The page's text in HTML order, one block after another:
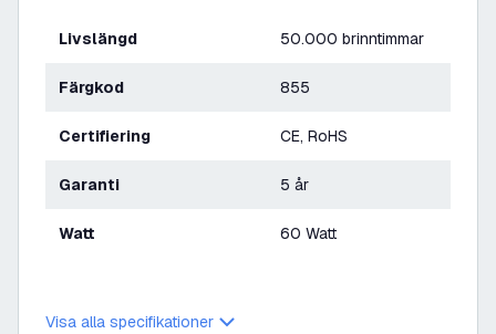
Livslängd 50.000 brinntimmar
Färgkod 855
Certifiering CE, RoHS
Garanti 5 år
Watt 60 Watt
Visa alla specifikationer